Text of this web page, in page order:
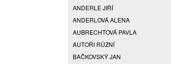
ANDERLE JIŘÍ
ANDERLOVÁ ALENA
AUBRECHTOVÁ PAVLA
AUTOŘI RŮZNÍ
BAČKOVSKÝ JAN